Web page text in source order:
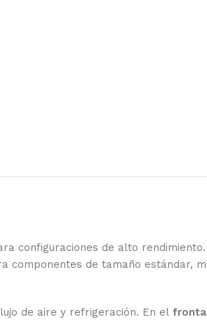
configuraciones de alto rendimiento.
componentes de tamaño estándar,
de aire y refrigeración. En el